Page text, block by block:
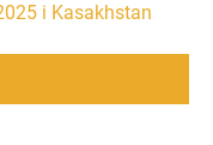
i Kasakhstan